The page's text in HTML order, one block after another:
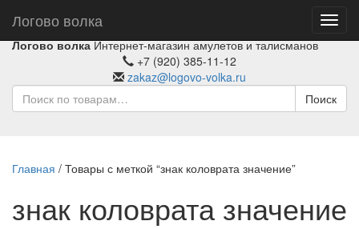
Логово волка
Логово волка Интернет-магазин амулетов и талисманов
+7 (920) 385-11-12
zakaz@logovo-volka.ru
Поиск
Главная / Товары с меткой “знак коловрата значение”
знак коловрата значение